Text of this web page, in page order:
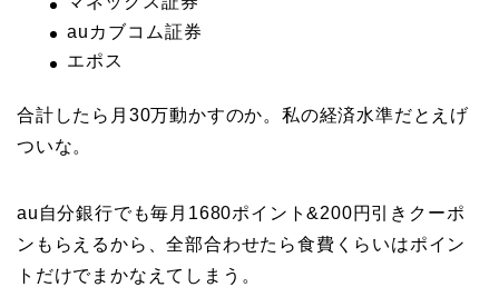
auカブコム証券
エポス
合計したら月30万動かすのか。私の経済水準だとえげ
ついな。
au自分銀行でも毎月1680ポイント&200円引きクーポ
ンもらえるから、全部合わせたら食費くらいはポイン
トだけでまかなえてしまう。